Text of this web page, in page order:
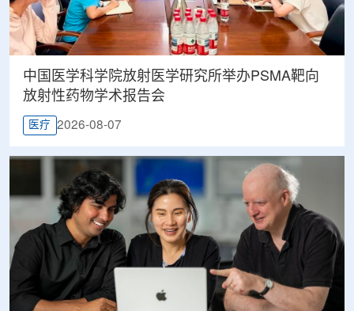
中国医学科学院放射医学研究所举办PSMA靶向
放射性药物学术报告会
医疗 2026-08-07